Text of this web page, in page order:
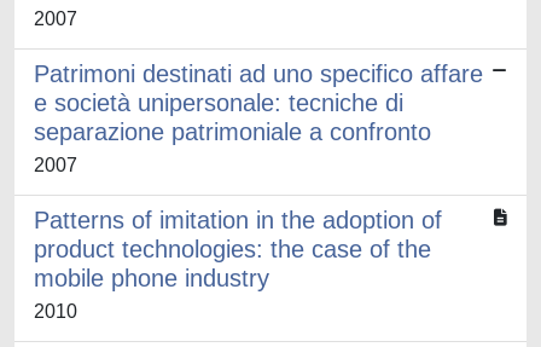
2007
Patrimoni destinati ad uno specifico affare
e società unipersonale: tecniche di
separazione patrimoniale a confronto
2007
Patterns of imitation in the adoption of
product technologies: the case of the
mobile phone industry
2010